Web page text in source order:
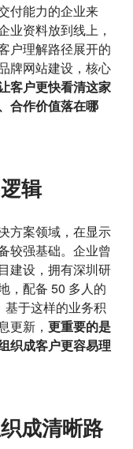
付能力的企业来
业资料放到线上，
户理解路径展开的
牌网站建设，核心
客户更快看清这家
合作价值落在哪
辑
方案领域，在显示
较强基础。企业曾
建设，拥有深圳研
，配备 50 多人的
于这样的业务积
更新， 更重要的是
织成客户更容易理
成清晰路